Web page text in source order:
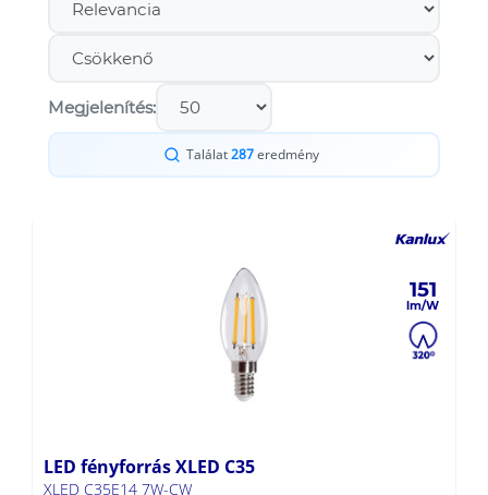
Megjelenítés:
Találat287eredmény
151
LED fényforrás XLED C35
XLED C35E14 7W-CW